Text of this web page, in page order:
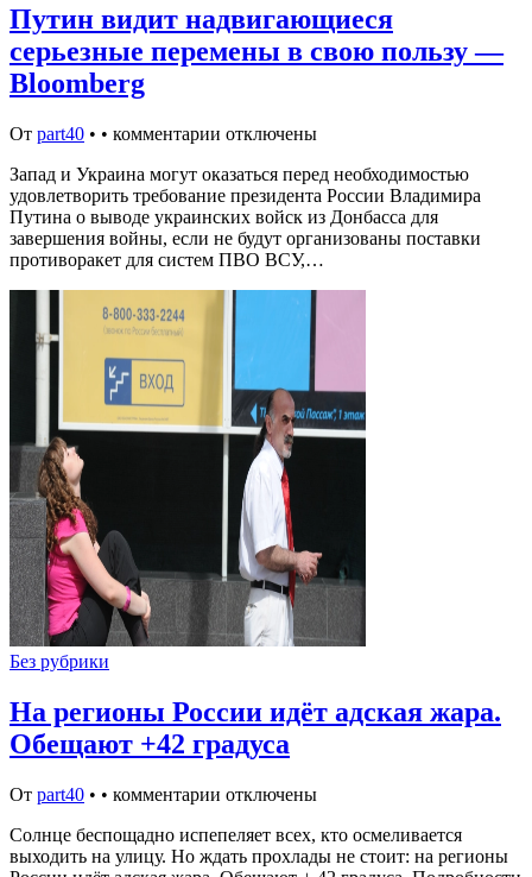
Путин видит надвигающиеся
серьезные перемены в свою пользу —
Bloomberg
От part40 • • комментарии отключены
Запад и Украина могут оказаться перед необходимостью
удовлетворить требование президента России Владимира
Путина о выводе украинских войск из Донбасса для
завершения войны, если не будут организованы поставки
противоракет для систем ПВО ВСУ,…
Без рубрики
На регионы России идёт адская жара.
Обещают +42 градуса
От part40 • • комментарии отключены
Солнце беспощадно испепеляет всех, кто осмеливается
выходить на улицу. Но ждать прохлады не стоит: на регионы